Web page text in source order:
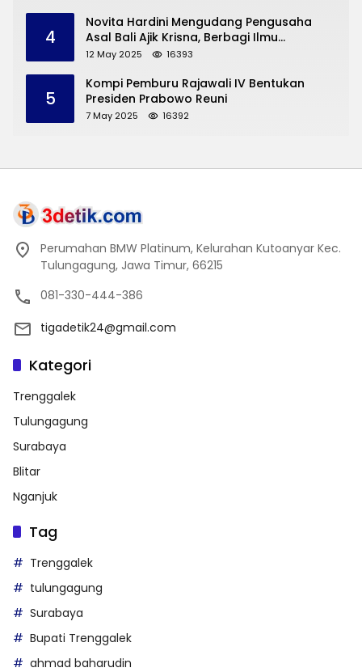
4
Novita Hardini Mengudang Pengusaha
Asal Bali Ajik Krisna, Berbagi Ilmu
Pengembangan Pariwisata dan UMKM
12 May 2025 16393
5
Kompi Pemburu Rajawali IV Bentukan
Presiden Prabowo Reuni
7 May 2025 16392
Perumahan BMW Platinum, Kelurahan Kutoanyar Kec.
Tulungagung, Jawa Timur, 66215
081-330-444-386
tigadetik24@gmail.com
Kategori
Trenggalek
Tulungagung
Surabaya
Blitar
Nganjuk
Tag
Trenggalek
tulungagung
Surabaya
Bupati Trenggalek
ahmad baharudin